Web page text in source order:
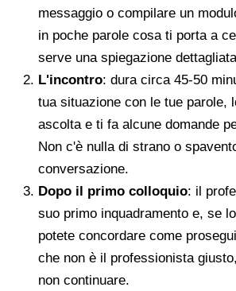
messaggio o compilare un
in poche parole cosa ti porta a
serve una spiegazione
L'incontro: dura circa 45-50
tua situazione con le tue parole,
ascolta e ti fa alcune domande
Non c'è nulla di strano o
conversazione.
Dopo il primo colloquio: il
suo primo inquadramento e, se
potete concordare come
che non è il professionista
non continuare.